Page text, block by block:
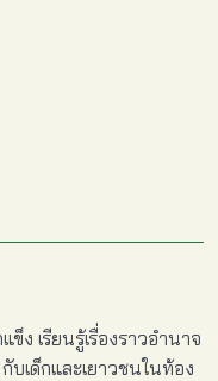
ง เรียนรู้เรื่องราวอำนาจ
บเด็กและเยาวชนในท้อง